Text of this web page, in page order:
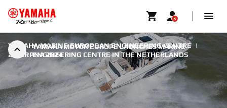
YAMAHA MOTOR EUROPE LAUNCHES MARINE
ENGINEERING CENTRE IN THE NETHERLANDS
YAMAHA MARINE EUROPEAN ENGINEERING CENTRE |
26. SRPNA 2024